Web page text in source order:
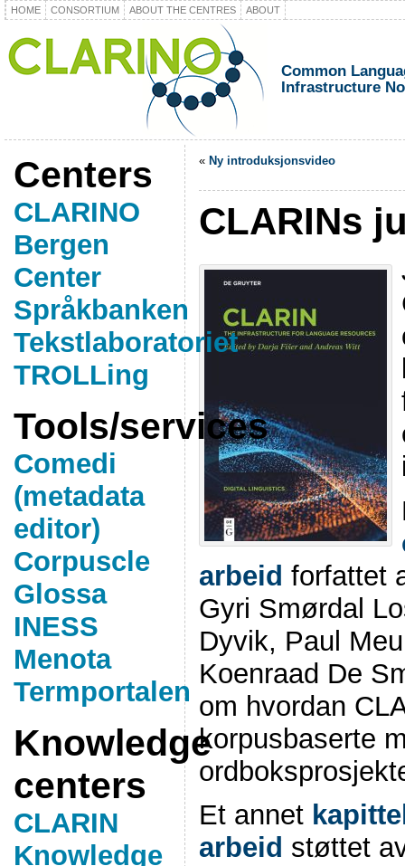
HOME CONSORTIUM ABOUT THE CENTRES ABOUT
Common
Infrastructure
Centers
CLARINO
Bergen
Center
Språkbanken
Tekstlaboratoriet
TROLLing
Tools/services
Comedi
(metadata
editor)
Corpuscle
Glossa
INESS
Menota
Termportalen
Knowledge
centers
CLARIN
Knowledge
« Ny introduksjonsvideo
CLARINs
arbeid forfattet
Gyri Smørdal
Dyvik, Paul
Koenraad De
om hvordan
korpusbaserte
Et annet
arbeid støttet